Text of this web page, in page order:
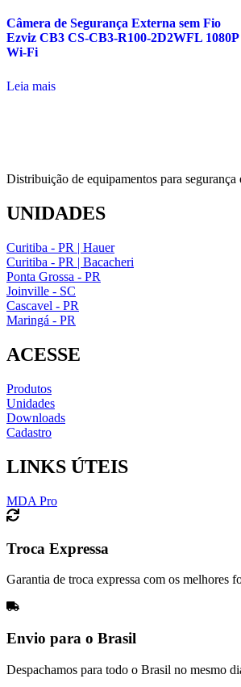
Câmera de Segurança Externa sem Fio
Ezviz CB3 CS-CB3-R100-2D2WFL 1080P
Wi-Fi
Leia mais
Distribuição de equipamentos para
UNIDADES
Curitiba - PR | Hauer
Curitiba - PR | Bacacheri
Ponta Grossa - PR
Joinville - SC
Cascavel - PR
Maringá - PR
ACESSE
Produtos
Unidades
Downloads
Cadastro
LINKS ÚTEIS
MDA Pro
Troca Expressa
Garantia de troca expressa com os melhores
Envio para o Brasil
Despachamos para todo o Brasil no mesmo